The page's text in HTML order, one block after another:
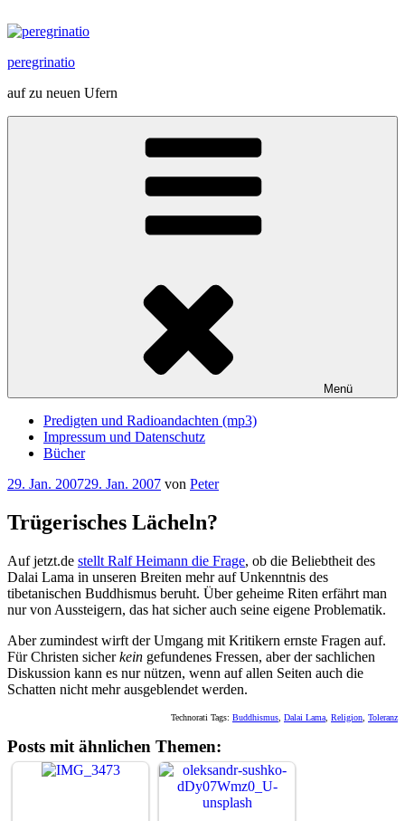
Inhalt
peregrinatio
auf zu neuen Ufern
Menü
Predigten und Radioandachten (mp3)
Impressum und Datenschutz
Bücher
Veröffentlicht
29. Jan. 200729. Jan. 2007 von Peter
Trügerisches Lächeln?
Auf jetzt.de stellt Ralf Heimann die Frage, ob die Beliebtheit des
Dalai Lama in unseren Breiten mehr auf Unkenntnis des
tibetanischen Buddhismus beruht. Über geheime Riten erfährt man
nur von Aussteigern, das hat sicher auch seine eigene Problematik.
Aber zumindest wirft der Umgang mit Kritikern ernste Fragen auf.
Für Christen sicherkein gefundenes Fressen, aber der sachlichen
Diskussion kann es nur nützen, wenn auf allen Seiten auch die
Schatten nicht mehr ausgeblendet werden.
Technorati Tags: Buddhismus Dalai Lama Religion Toleranz
Posts mit ähnlichen Themen: